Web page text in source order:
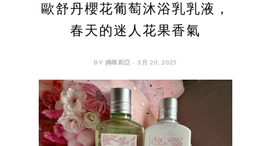
歐舒丹櫻花葡萄沐浴乳乳液，
春天的迷人花果香氣
BY 媽咪莉亞 - 3月 20, 2025